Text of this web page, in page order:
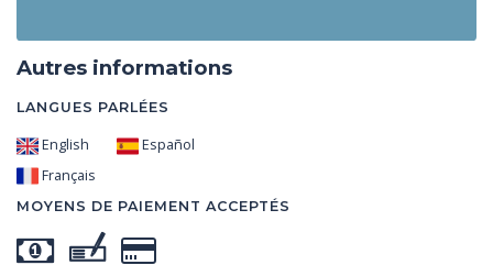
Autres informations
LANGUES PARLÉES
English
Español
Français
MOYENS DE PAIEMENT ACCEPTÉS